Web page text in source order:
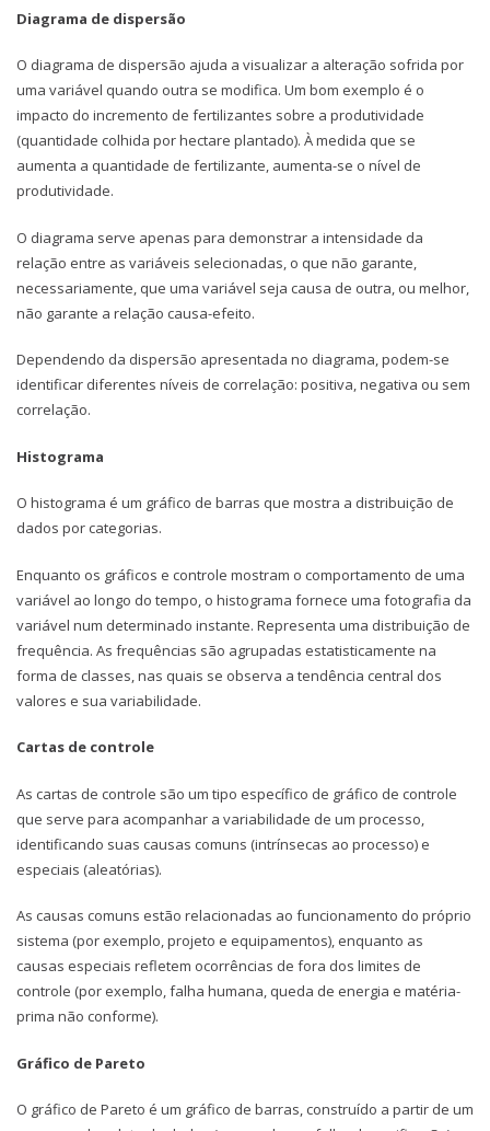
Diagrama de dispersão
O diagrama de dispersão ajuda a visualizar a alteração sofrida por
uma variável quando outra se modifica. Um bom exemplo é o
impacto do incremento de fertilizantes sobre a produtividade
(quantidade colhida por hectare plantado). À medida que se
aumenta a quantidade de fertilizante, aumenta-se o nível de
produtividade.
O diagrama serve apenas para demonstrar a intensidade da
relação entre as variáveis selecionadas, o que não garante,
necessariamente, que uma variável seja causa de outra, ou melhor,
não garante a relação causa-efeito.
Dependendo da dispersão apresentada no diagrama, podem-se
identificar diferentes níveis de correlação: positiva, negativa ou sem
correlação.
Histograma
O histograma é um gráfico de barras que mostra a distribuição de
dados por categorias.
Enquanto os gráficos e controle mostram o comportamento de uma
variável ao longo do tempo, o histograma fornece uma fotografia da
variável num determinado instante. Representa uma distribuição de
frequência. As frequências são agrupadas estatisticamente na
forma de classes, nas quais se observa a tendência central dos
valores e sua variabilidade.
Cartas de controle
As cartas de controle são um tipo específico de gráfico de controle
que serve para acompanhar a variabilidade de um processo,
identificando suas causas comuns (intrínsecas ao processo) e
especiais (aleatórias).
As causas comuns estão relacionadas ao funcionamento do próprio
sistema (por exemplo, projeto e equipamentos), enquanto as
causas especiais refletem ocorrências de fora dos limites de
controle (por exemplo, falha humana, queda de energia e matéria-
prima não conforme).
Gráfico de Pareto
O gráfico de Pareto é um gráfico de barras, construído a partir de um